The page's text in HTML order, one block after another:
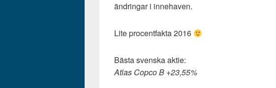
ändringar i innehaven.
Lite procentfakta 2016
Bästa svenska aktie:
Atlas Copco B +23,55%